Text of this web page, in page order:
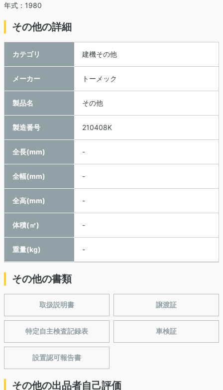
年式：1980
その他の詳細
カテゴリ 建機その他
メーカー トーメック
製品名 その他
製造番号 210408K
全長(mm) -
全幅(mm) -
全高(mm) -
体積(㎥) -
重量(kg) -
その他の書類
取扱説明書 譲渡証
特定自主検査記録表 車検証
設置認可報告書
その他の出品者自己評価